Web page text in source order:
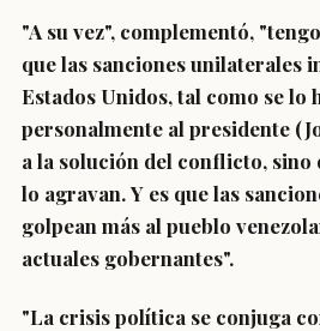
"A su vez", complementó,
quelas sanciones unilaterales
Estados Unidos, tal como se lo
personalmente al presidente
a la solución del conflicto,
lo agravan.Y es que las
golpean más al pueblo
actuales gobernantes".
"La crisis política se conjuga